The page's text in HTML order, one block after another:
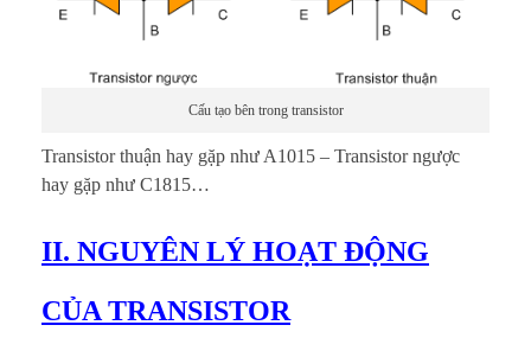
Cấu tạo bên trong transistor
Transistor thuận hay gặp như A1015 – Transistor ngược
hay gặp như C1815…
II. NGUYÊN LÝ HOẠT ĐỘNG
CỦA TRANSISTOR